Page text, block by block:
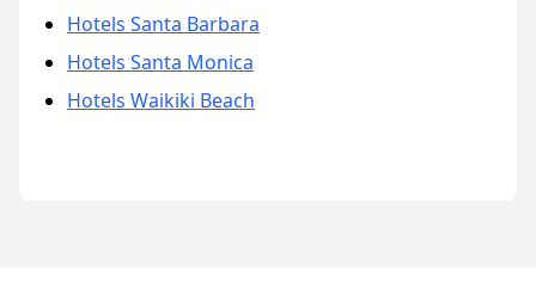
Hotels Santa Barbara
Hotels Santa Monica
Hotels Waikiki Beach